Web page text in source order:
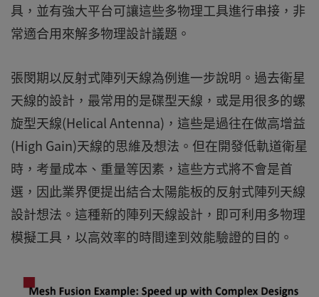
具，並有強大平台可讓這些多物理工具進行串接，非
常適合用來解多物理設計議題。
張閔期以反射式陣列天線為例進一步說明。過去衛星
天線的設計，最常用的是碟型天線，或是用很多的螺
旋型天線(Helical Antenna)，這些是過往在做高增益
(High Gain)天線的思維及想法。但在開發低軌道衛星
時，考量成本、重量等因素，這些方式將不會是首
選，因此業界便提出結合太陽能板的反射式陣列天線
設計想法。這種新的陣列天線設計，即可利用多物理
模擬工具，以高效率的時間達到效能驗證的目的。